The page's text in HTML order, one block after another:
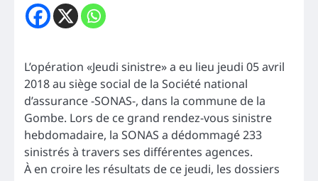
L’opération «Jeudi sinistre» a eu lieu jeudi 05 avril
2018 au siège social de la Société national
d’assurance -SONAS-, dans la commune de la
Gombe. Lors de ce grand rendez-vous sinistre
hebdomadaire, la SONAS a dédommagé 233
sinistrés à travers ses différentes agences.
À en croire les résultats de ce jeudi, les dossiers